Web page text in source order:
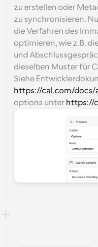
zu erstellen oder
zu synchronisieren.
die Verfahren des
optimieren, wie z.B.
und
dieselben Muster für
https://cal.com/docs/
options unter https://